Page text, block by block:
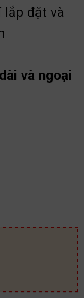
lắp đặt và
và ngoại